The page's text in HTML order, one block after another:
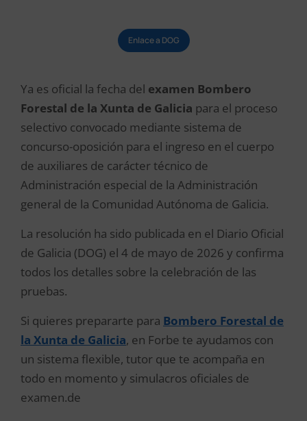
Enlace a DOG
Ya es oficial la fecha del examen Bombero
Forestal de la Xunta de Galicia para el proceso
selectivo convocado mediante sistema de
concurso-oposición para el ingreso en el cuerpo
de auxiliares de carácter técnico de
Administración especial de la Administración
general de la Comunidad Autónoma de Galicia.
La resolución ha sido publicada en el Diario Oficial
de Galicia (DOG) el 4 de mayo de 2026 y confirma
todos los detalles sobre la celebración de las
pruebas.
Si quieres prepararte para Bombero Forestal de
la Xunta de Galicia, en Forbe te ayudamos con
un sistema flexible, tutor que te acompaña en
todo en momento y simulacros oficiales de
examen.de